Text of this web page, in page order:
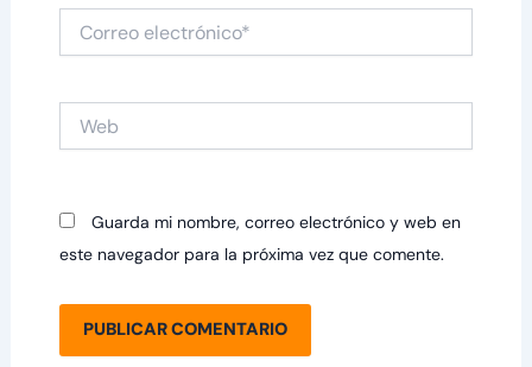
electrónico*
Guarda mi nombre, correo electrónico y web en
este navegador para la próxima vez que comente.